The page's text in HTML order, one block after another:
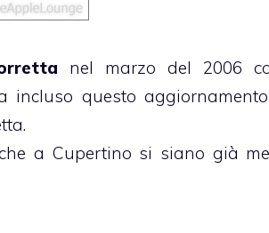
nel marzo del 2006
incluso questo
a Cupertino si siano già